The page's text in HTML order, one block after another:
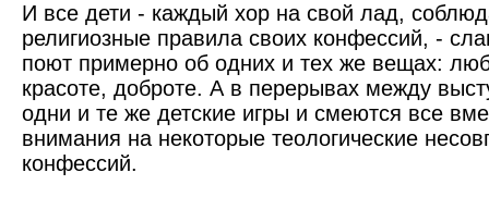
И все дети - каждый хор на свой лад,
религиозные правила своих конфессий, -
поют примерно об одних и тех же вещах:
красоте, доброте. А в перерывах между
одни и те же детские игры и смеются все
внимания на некоторые теологические
конфессий.